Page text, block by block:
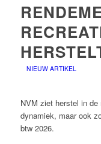
NIEUW ARTIKEL
NVM ziet herstel in de
dynamiek, maar ook
btw 2026.